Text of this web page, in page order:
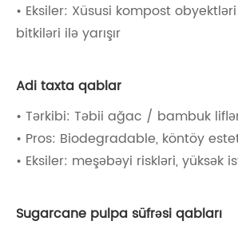
• Eksiler: Xüsusi kompost
bitkiləri ilə yarışır
Adi taxta qablar
• Tərkibi: Təbii ağac / bambuk
• Pros: Biodegradable, köntöy
• Eksiler: meşəbəyi riskləri, yüksək
Sugarcane pulpa süfrəsi qabları